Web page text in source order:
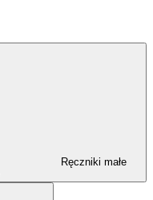
Ręczniki małe